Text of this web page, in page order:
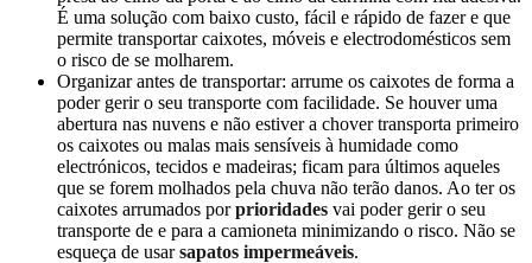
É uma solução com baixo custo, fácil e rápido de fazer e que
permite transportar caixotes, móveis e electrodomésticos sem
o risco de se molharem.
Organizar antes de transportar: arrume os caixotes de forma a
poder gerir o seu transporte com facilidade. Se houver uma
abertura nas nuvens e não estiver a chover transporta primeiro
os caixotes ou malas mais sensíveis à humidade como
electrónicos, tecidos e madeiras; ficam para últimos aqueles
que se forem molhados pela chuva não terão danos. Ao ter os
caixotes arrumados porprioridades vai poder gerir o seu
transporte de e para a camioneta minimizando o risco. Não se
esqueça de usarsapatos impermeáveis.